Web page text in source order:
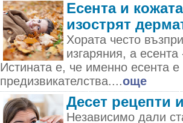
Есента и
изострят
Хората често
изгаряния, а
Истината е, че именно есента
предизвикателства....още
Десет рецепти
Независимо дали